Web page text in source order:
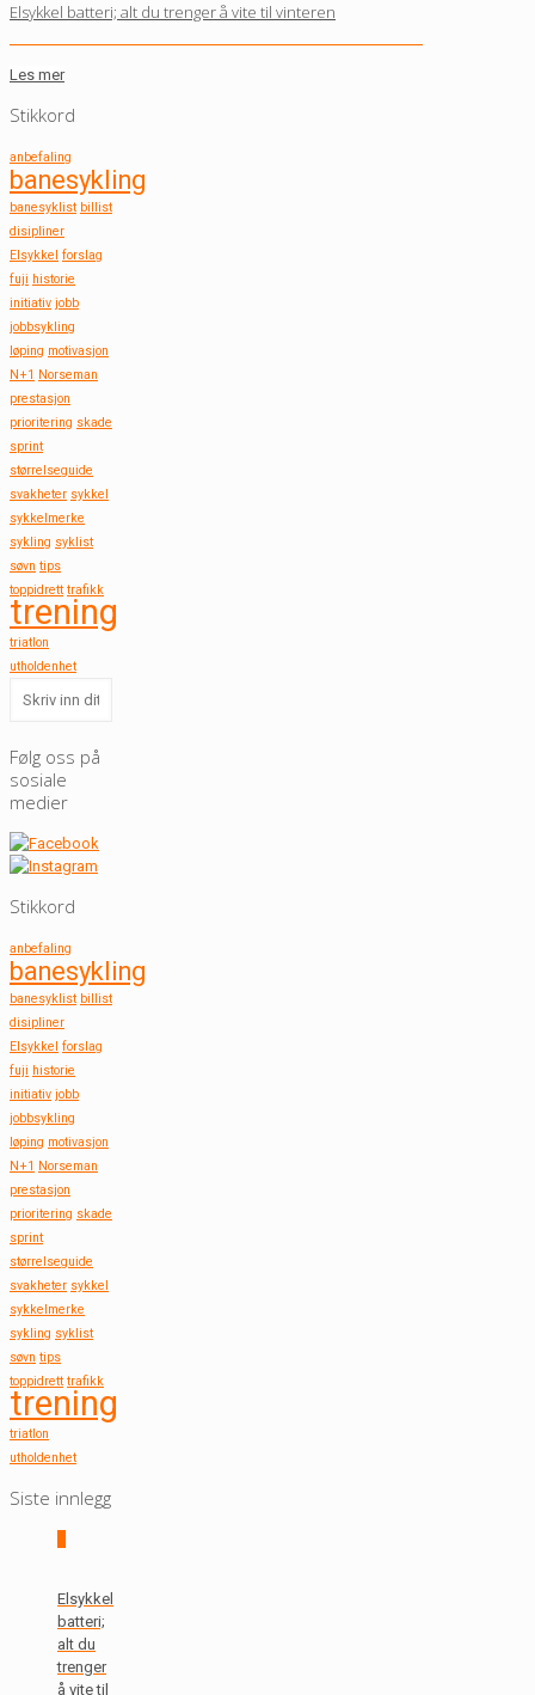
Elsykkel batteri; alt du trenger å vite til vinteren
Les mer
Stikkord
anbefaling
banesykling
banesyklist billist
disipliner
Elsykkel forslag
fuji historie
initiativ jobb
jobbsykling
løping motivasjon
N+1 Norseman
prestasjon
prioritering skade
sprint
størrelseguide
svakheter sykkel
sykkelmerke
sykling syklist
søvn tips
toppidrett trafikk
trening
triatlon
utholdenhet
Følg oss på
sosiale
medier
Stikkord
anbefaling
banesykling
banesyklist billist
disipliner
Elsykkel forslag
fuji historie
initiativ jobb
jobbsykling
løping motivasjon
N+1 Norseman
prestasjon
prioritering skade
sprint
størrelseguide
svakheter sykkel
sykkelmerke
sykling syklist
søvn tips
toppidrett trafikk
trening
triatlon
utholdenhet
Siste innlegg
Elsykkel
batteri;
alt du
trenger
å vite til